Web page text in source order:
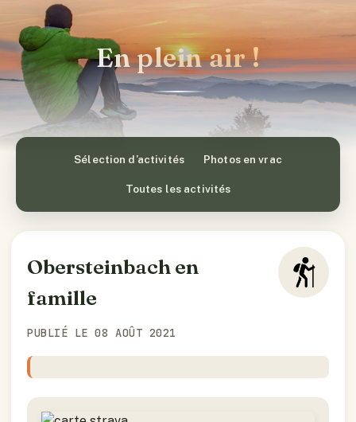
En plein air !
Sélection d’activités Photos en vrac
Toutes les activités
Obersteinbach en
famille
PUBLIÉ LE 08 AOÛT 2021